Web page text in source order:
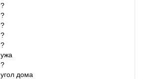
?
?
?
?
?
ужа
?
угол дома